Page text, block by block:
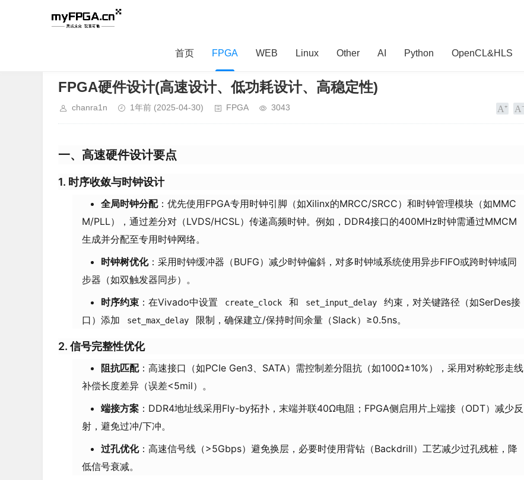
首页 FPGA WEB Linux Other AI Python OpenCL&HLS
FPGA硬件设计(高速设计、低功耗设计、高稳定性)
chanra1n 1年前 (2025-04-30) FPGA 3043
一、高速硬件设计要点
1. 时序收敛与时钟设计
全局时钟分配：优先使用FPGA专用时钟引脚（如Xilinx的MRCC/SRCC）和时钟管理模块（如MMC
M/PLL），通过差分对（LVDS/HCSL）传递高频时钟。例如，DDR4接口的400MHz时钟需通过MMCM
生成并分配至专用时钟网络。
时钟树优化：采用时钟缓冲器（BUFG）减少时钟偏斜，对多时钟域系统使用异步FIFO或跨时钟域同
步器（如双触发器同步）。
时序约束 ：在Vivado中设置 create_clock 和 set_input_delay
约束，对关键路径（如SerDes接
口）添加
set_max_delay 限制，确保建立/保持时间余量（Slack）≥0.5ns。
2. 信号完整性优化
阻抗匹配：高速接口（如PCIe Gen3、SATA）需控制差分阻抗（如100Ω±10%），采用对称蛇形走线
补偿长度差异（误差<5mil）。
端接方案 ：DDR4地址线采用Fly-by拓扑，末端并联40Ω电阻；FPGA侧启用片上端接（ODT）减少反
射，避免过冲/下冲。
过孔优化：高速信号线（>5Gbps）避免换层，必要时使用背钻（Backdrill）工艺减少过孔残桩，降
低信号衰减。